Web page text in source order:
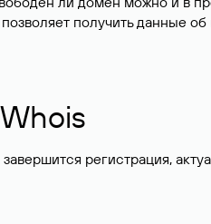
получить данные
регистрация,